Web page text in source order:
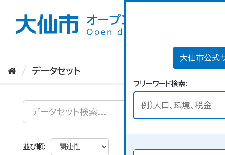
大仙市公式
フリーワード検索
データセット
並び順